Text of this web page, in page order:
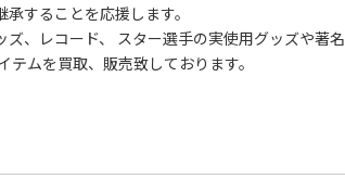
することを応援します。
、レコード、 スター選手の実使用グッズや著名
ムを買取、販売致しております。